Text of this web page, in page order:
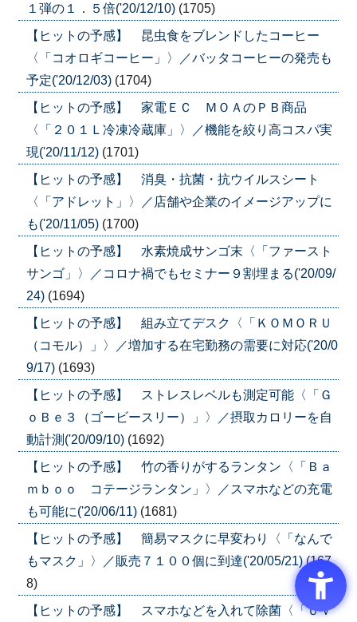
１弾の１．５倍('20/12/10) (1705)
【ヒットの予感】 昆虫食をブレンドしたコーヒー
〈「コオロギコーヒー」〉／バッタコーヒーの発売も
予定('20/12/03) (1704)
【ヒットの予感】 家電ＥＣ ＭＯＡのＰＢ商品
〈「２０１Ｌ冷凍冷蔵庫」〉／機能を絞り高コスパ実
現('20/11/12) (1701)
【ヒットの予感】 消臭・抗菌・抗ウイルスシート
〈「アドレット」〉／店舗や企業のイメージアップに
も('20/11/05) (1700)
【ヒットの予感】 水素焼成サンゴ末〈「ファースト
サンゴ」〉／コロナ禍でもセミナー９割埋まる('20/09/
24) (1694)
【ヒットの予感】 組み立てデスク〈「ＫＯＭＯＲＵ
（コモル）」〉／増加する在宅勤務の需要に対応('20/0
9/17) (1693)
【ヒットの予感】 ストレスレベルも測定可能〈「Ｇ
ｏＢｅ３（ゴービースリー）」〉／摂取カロリーを自
動計測('20/09/10) (1692)
【ヒットの予感】 竹の香りがするランタン〈「Ｂａ
ｍｂｏｏ コテージランタン」〉／スマホなどの充電
も可能に('20/06/11) (1681)
【ヒットの予感】 簡易マスクに早変わり〈「なんで
もマスク」〉／販売７１００個に到達('20/05/21)(167
8)
【ヒットの予感】 スマホなどを入れて除菌〈「ＵＶ